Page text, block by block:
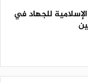
للجهاد في